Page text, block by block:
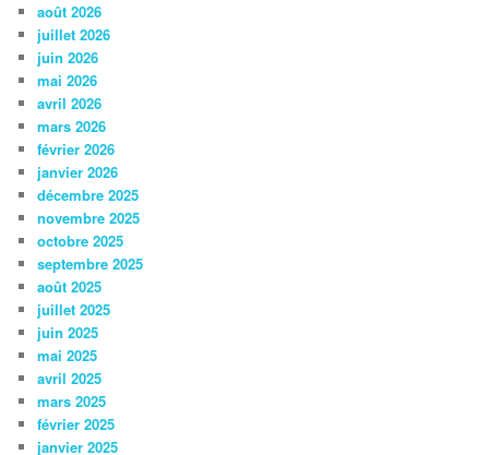
août 2026
juillet 2026
juin 2026
mai 2026
avril 2026
mars 2026
février 2026
janvier 2026
décembre 2025
novembre 2025
octobre 2025
septembre 2025
août 2025
juillet 2025
juin 2025
mai 2025
avril 2025
mars 2025
février 2025
janvier 2025